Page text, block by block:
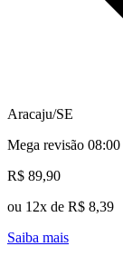
Aracaju/SE
Mega revisão
R$ 89,90
ou 12x de R$ 8,39
Saiba mais